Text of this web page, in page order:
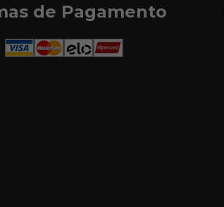
de Pagamento